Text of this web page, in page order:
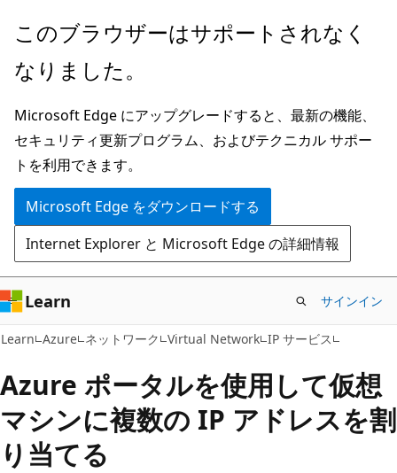
メ
ン
ン
テ
ン
ツ
に
ス
キ
ッ
プ
このブラウザーはサポートされなく
なりました。
Microsoft Edge にアップグレードすると、最新の機能、
セキュリティ更新プログラム、およびテクニカル サポー
トを利用できます。
Microsoft Edge をダウンロードする
Internet Explorer と Microsoft Edge の詳細情報
Learn サインイン
Learn Azure ネットワーク Virtual Network IP サービス
Azure ポータルを使用して仮想
マシンに複数の IP アドレスを割
り当てる